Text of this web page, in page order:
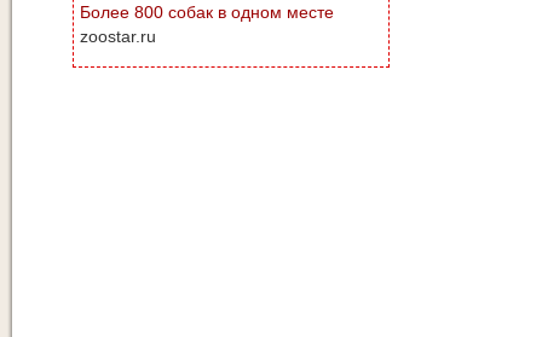
Более 800 собак в одном месте
zoostar.ru